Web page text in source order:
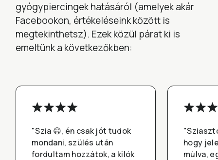
gyógypiercingek hatásáról (amelyek akár
Facebookon, értékeléseink között is
megtekinthetsz). Ezek közül párat ki is
emeltünk a következőkben:
"Szia 😃, én csak jót tudok
mondani, szülés után
fordultam hozzátok, a kilók
hogy
múlva,